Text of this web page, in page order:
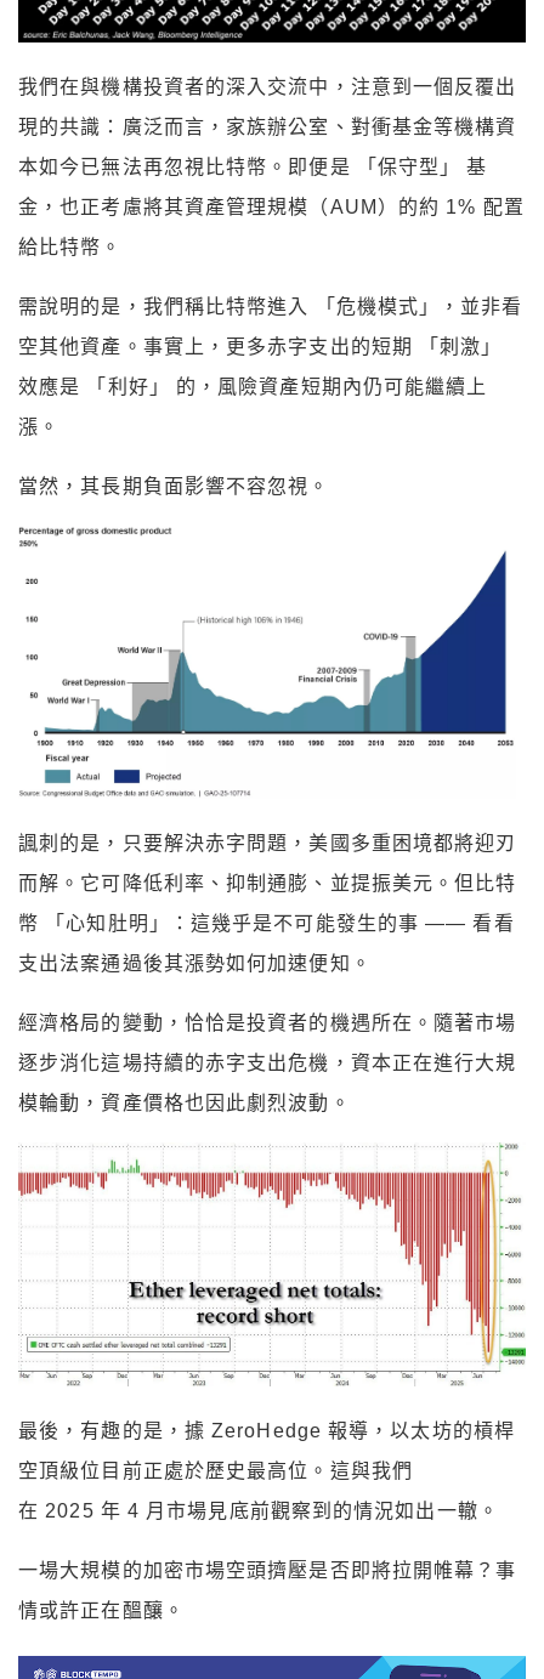
我們在與機構投資者的深入交流中，注意到一個反覆出
現的共識：廣泛而言，家族辦公室、對衝基金等機構資
本如今已無法再忽視比特幣。即便是 「保守型」 基
金，也正考慮將其資產管理規模（AUM）的約 1% 配置
給比特幣。
需說明的是，我們稱比特幣進入 「危機模式」，並非看
空其他資產。事實上，更多赤字支出的短期 「刺激」
效應是 「利好」 的，風險資產短期內仍可能繼續上
漲。
當然，其長期負面影響不容忽視。
諷刺的是，只要解決赤字問題，美國多重困境都將迎刃
而解。它可降低利率、抑制通膨、並提振美元。但比特
幣 「心知肚明」：這幾乎是不可能發生的事 —— 看看
支出法案通過後其漲勢如何加速便知。
經濟格局的變動，恰恰是投資者的機遇所在。隨著市場
逐步消化這場持續的赤字支出危機，資本正在進行大規
模輪動，資產價格也因此劇烈波動。
最後，有趣的是，據 ZeroHedge 報導，以太坊的槓桿
空頂級位目前正處於歷史最高位。這與我們
在 2025 年 4 月市場見底前觀察到的情況如出一轍。
一場大規模的加密市場空頭擠壓是否即將拉開帷幕？事
情或許正在醞釀。